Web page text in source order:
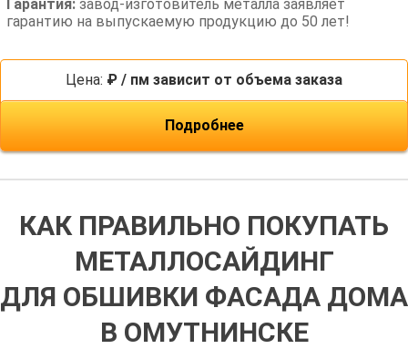
Гарантия: завод-изготовитель металла заявляет
гарантию на выпускаемую продукцию до 50 лет!
Цена: ₽ / пм зависит от объема заказа
Подробнее
КАК ПРАВИЛЬНО ПОКУПАТЬ
МЕТАЛЛОСАЙДИНГ
ДЛЯ ОБШИВКИ ФАСАДА ДОМА
В ОМУТНИНСКЕ